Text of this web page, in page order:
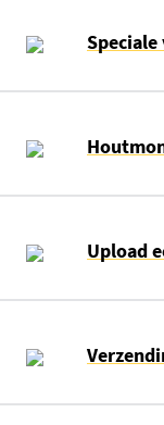
Speciale
Upload